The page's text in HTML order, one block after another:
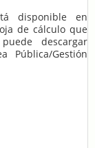
disponible en
de cálculo que
descargar
Pública/Gestión